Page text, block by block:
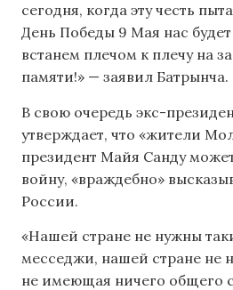
сегодня, когда эту честь
День Победы 9 Мая нас
встанем плечом к плечу на
памяти!» — заявил Батрынча.
В свою очередь экс-
утверждает, что «жители
президент Майя Санду может
войну, «враждебно»
России.
«Нашей стране не нужны
месседжи, нашей стране не
не имеющая ничего общего